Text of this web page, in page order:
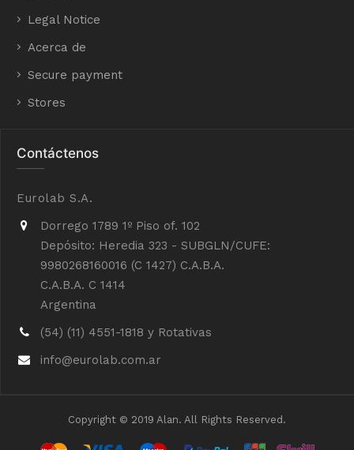
Legal Notice
Acerca de
Secure payment
Stores
Contáctenos
Eurolab S.A.
Dorrego 1789 1º Piso of. 102
Depósito: Heredia 323 - SUBGLN/CUFE:
9980268160016 (C 1427) C.A.B.A.
C.A.B.A. C 1414
Argentina
(54) (11) 4551-1818 y Rotativas
info@eurolab.com.ar
Copyright © 2019 Alan. All Rights Reserved.